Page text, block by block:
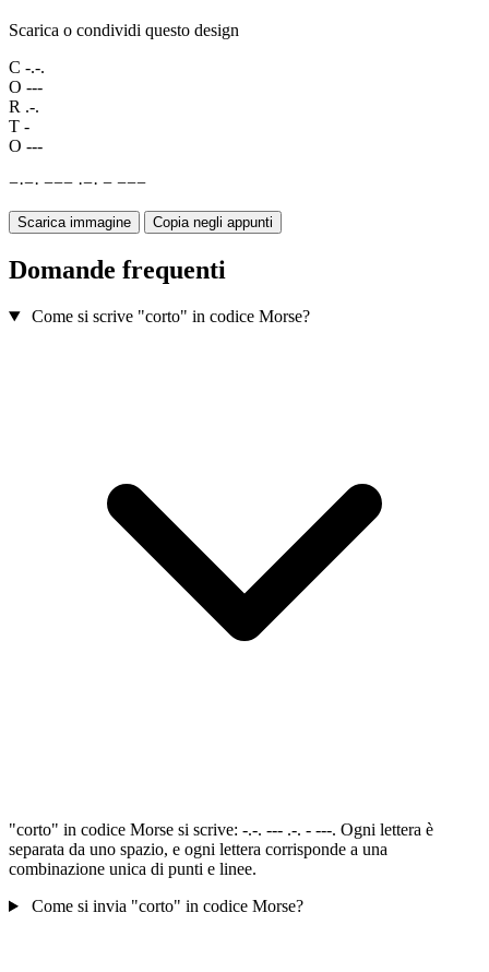
Scarica o condividi questo design
C -.-.
O ---
R .-.
T -
O ---
−·−· −−− ·−· − −−−
Scarica immagine Copia negli appunti
Domande frequenti
Come si scrive "corto" in codice Morse?
"corto" in codice Morse si scrive: -.-. --- .-. - ---. Ogni lettera è
separata da uno spazio, e ogni lettera corrisponde a una
combinazione unica di punti e linee.
Come si invia "corto" in codice Morse?